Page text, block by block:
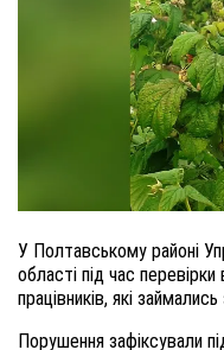
У Полтавському районі
області під час перевірки
працівників, які
Порушення зафіксували